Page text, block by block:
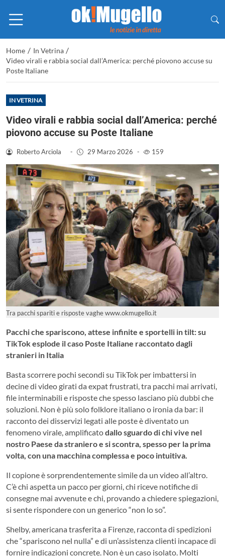
Home / In Vetrina /
Video virali e rabbia social dall’America: perché piovono accuse su
Poste Italiane
IN VETRINA
Video virali e rabbia social dall’America: perché
piovono accuse su Poste Italiane
Roberto Arciola - 29 Marzo 2026 - 159
Tra pacchi spariti e risposte vaghe www.okmugello.it
Pacchi che spariscono, attese infinite e sportelli in tilt: su
TikTok esplode il caso Poste Italiane raccontato dagli
stranieri in Italia
Basta scorrere pochi secondi su TikTok per imbattersi in
decine di video girati da expat frustrati, tra pacchi mai arrivati,
file interminabili e risposte che spesso lasciano più dubbi che
soluzioni. Non è più solo folklore italiano o ironia da bar: il
racconto dei disservizi legati alle poste è diventato un
fenomeno virale, amplificatodallo sguardo di chi vive nel
nostro Paese da straniero e si scontra, spesso per la prima
volta, con una macchina complessa e poco intuitiva.
Il copione è sorprendentemente simile da un video all’altro.
C’è chi aspetta un pacco per giorni, chi riceve notifiche di
consegne mai avvenute e chi, provando a chiedere spiegazioni,
si sente rispondere con un generico “non lo so”.
Shelby, americana trasferita a Firenze, racconta di spedizioni
che “spariscono nel nulla” e di un’assistenza clienti incapace di
fornire indicazioni concrete. Non è un caso isolato. Molti